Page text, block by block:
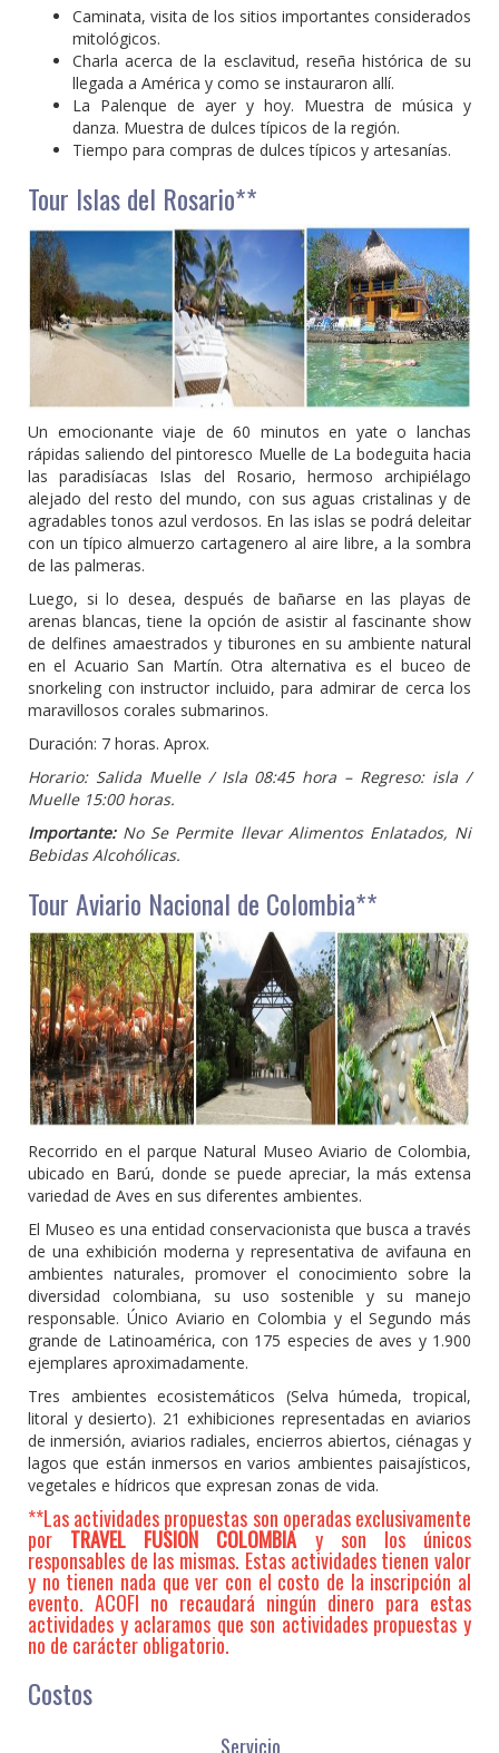
Caminata, visita de los sitios importantes considerados
mitológicos.
Charla acerca de la esclavitud, reseña histórica de su
llegada a América y como se instauraron allí.
La Palenque de ayer y hoy. Muestra de música y
danza. Muestra de dulces típicos de la región.
Tiempo para compras de dulces típicos y artesanías.
Tour Islas del Rosario**
Un emocionante viaje de 60 minutos en yate o lanchas
rápidas saliendo del pintoresco Muelle de La bodeguita hacia
las paradisíacas Islas del Rosario, hermoso archipiélago
alejado del resto del mundo, con sus aguas cristalinas y de
agradables tonos azul verdosos. En las islas se podrá deleitar
con un típico almuerzo cartagenero al aire libre, a la sombra
de las palmeras.
Luego, si lo desea, después de bañarse en las playas de
arenas blancas, tiene la opción de asistir al fascinante show
de delfines amaestrados y tiburones en su ambiente natural
en el Acuario San Martín. Otra alternativa es el buceo de
snorkeling con instructor incluido, para admirar de cerca los
maravillosos corales submarinos.
Duración: 7 horas. Aprox.
Horario: Salida Muelle / Isla 08:45 hora – Regreso: isla /
Muelle 15:00 horas.
Importante: No Se Permite llevar Alimentos Enlatados, Ni
Bebidas Alcohólicas.
Tour Aviario Nacional de Colombia**
Recorrido en el parque Natural Museo Aviario de Colombia,
ubicado en Barú, donde se puede apreciar, la más extensa
variedad de Aves en sus diferentes ambientes.
El Museo es una entidad conservacionista que busca a través
de una exhibición moderna y representativa de avifauna en
ambientes naturales, promover el conocimiento sobre la
diversidad colombiana, su uso sostenible y su manejo
responsable. Único Aviario en Colombia y el Segundo más
grande de Latinoamérica, con 175 especies de aves y 1.900
ejemplares aproximadamente.
Tres ambientes ecosistemáticos (Selva húmeda, tropical,
litoral y desierto). 21 exhibiciones representadas en aviarios
de inmersión, aviarios radiales, encierros abiertos, ciénagas y
lagos que están inmersos en varios ambientes paisajísticos,
vegetales e hídricos que expresan zonas de vida.
**Las actividades propuestas son operadas exclusivamente
por TRAVEL FUSION COLOMBIA y son los únicos
responsables de las mismas. Estas actividades tienen valor
y no tienen nada que ver con el costo de la inscripción al
evento. ACOFI no recaudará ningún dinero para estas
actividades y aclaramos que son actividades propuestas y
no de carácter obligatorio.
Costos
Servicio